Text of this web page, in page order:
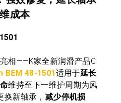
成本
相——K家全新润滑产品C
BEM 48-1501适用于延长
维持至下一维护周期为风
换新轴承， 减少停机损